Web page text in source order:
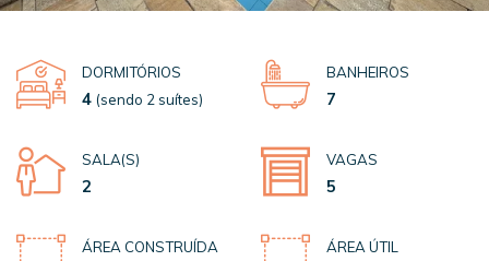
DORMITÓRIOS
4 (sendo 2 suítes)
BANHEIROS
7
SALA(S)
2
VAGAS
5
ÁREA CONSTRUÍDA ÁREA ÚTIL